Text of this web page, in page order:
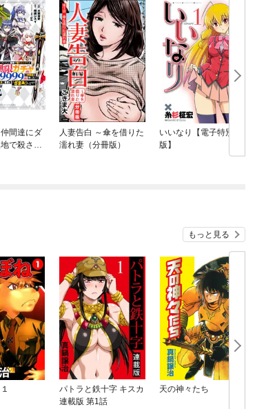
間達にダ
で殺され
人妻告白 ～傘を借りた
濡れ妻（分冊版）
いいなり【電子特別
版】
もっと見る
パトラと鉄十字 キスカ
連載版 第1話
天の神々たち